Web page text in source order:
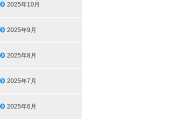
2025年10月
2025年9月
2025年8月
2025年7月
2025年6月